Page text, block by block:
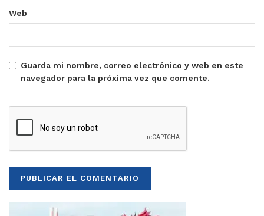
Web
Guarda mi nombre, correo electrónico y web en este
navegador para la próxima vez que comente.